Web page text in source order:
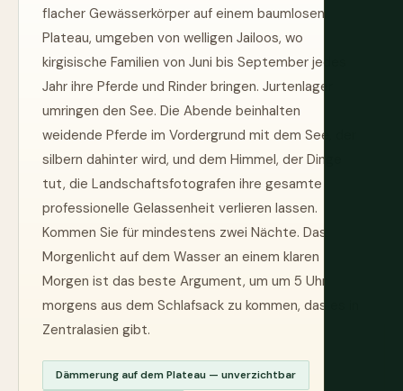
flacher Gewässerkörper auf einem baumlosen
Plateau, umgeben von welligen Jailoos, wo
kirgisische Familien von Juni bis September jedes
Jahr ihre Pferde und Rinder bringen. Jurtenlager
umringen den See. Die Abende beinhalten
weidende Pferde im Vordergrund mit dem See, der
silbern dahinter wird, und dem Himmel, der Dinge
tut, die Landschaftsfotografen ihre gesamte
professionelle Gelassenheit verlieren lassen.
Kommen Sie für mindestens zwei Nächte. Das
Morgenlicht auf dem Wasser an einem klaren
Morgen ist das beste Argument, um um 5 Uhr
morgens aus dem Schlafsack zu kommen, das es in
Zentralasien gibt.
Dämmerung auf dem Plateau — unverzichtbar